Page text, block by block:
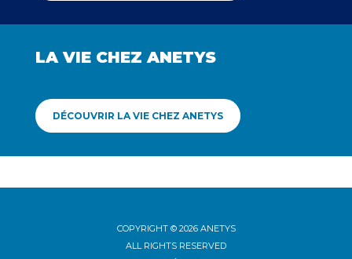
LA VIE CHEZ ANETYS
DÉCOUVRIR LA VIE CHEZ ANETYS
COPYRIGHT © 2026 ANETYS
ALL RIGHTS RESERVED